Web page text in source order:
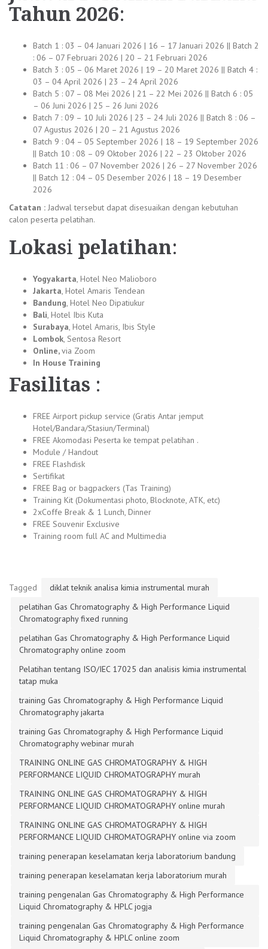
Tahun 2026:
Batch 1 : 03 – 04 Januari 2026 | 16 – 17 Januari 2026 || Batch 2
: 06 – 07 Februari 2026 | 20 – 21 Februari 2026
Batch 3 : 05 – 06 Maret 2026 | 19 – 20 Maret 2026 || Batch 4 :
03 – 04 April 2026 | 23 – 24 April 2026
Batch 5 : 07 – 08 Mei 2026 | 21 – 22 Mei 2026 || Batch 6 : 05
– 06 Juni 2026 | 25 – 26 Juni 2026
Batch 7 : 09 – 10 Juli 2026 | 23 – 24 Juli 2026 || Batch 8 : 06 –
07 Agustus 2026 | 20 – 21 Agustus 2026
Batch 9 : 04 – 05 September 2026 | 18 – 19 September 2026
|| Batch 10 : 08 – 09 Oktober 2026 | 22 – 23 Oktober 2026
Batch 11 : 06 – 07 November 2026 | 26 – 27 November 2026
|| Batch 12 : 04 – 05 Desember 2026 | 18 – 19 Desember
2026
Catatan : Jadwal tersebut dapat disesuaikan dengan kebutuhan
calon peserta pelatihan.
Lokasi pelatihan:
Yogyakarta, Hotel Neo Malioboro
Jakarta, Hotel Amaris Tendean
Bandung, Hotel Neo Dipatiukur
Bali, Hotel Ibis Kuta
Surabaya, Hotel Amaris, Ibis Style
Lombok, Sentosa Resort
Online,via Zoom
In House Training
Fasilitas :
FREE Airport pickup service (Gratis Antar jemput
Hotel/Bandara/Stasiun/Terminal)
FREE Akomodasi Peserta ke tempat pelatihan .
Module / Handout
FREE Flashdisk
Sertifikat
FREE Bag or bagpackers (Tas Training)
Training Kit (Dokumentasi photo, Blocknote, ATK, etc)
2xCoffe Break & 1 Lunch, Dinner
FREE Souvenir Exclusive
Training room full AC and Multimedia
Tagged
diklat teknik analisa kimia instrumental murah
pelatihan Gas Chromatography & High Performance Liquid
Chromatography fixed running
pelatihan Gas Chromatography & High Performance Liquid
Chromatography online zoom
Pelatihan tentang ISO/IEC 17025 dan analisis kimia instrumental
tatap muka
training Gas Chromatography & High Performance Liquid
Chromatography jakarta
training Gas Chromatography & High Performance Liquid
Chromatography webinar murah
TRAINING ONLINE GAS CHROMATOGRAPHY & HIGH
PERFORMANCE LIQUID CHROMATOGRAPHY murah
TRAINING ONLINE GAS CHROMATOGRAPHY & HIGH
PERFORMANCE LIQUID CHROMATOGRAPHY online murah
TRAINING ONLINE GAS CHROMATOGRAPHY & HIGH
PERFORMANCE LIQUID CHROMATOGRAPHY online via zoom
training penerapan keselamatan kerja laboratorium bandung
training penerapan keselamatan kerja laboratorium murah
training pengenalan Gas Chromatography & High Performance
Liquid Chromatography & HPLC jogja
training pengenalan Gas Chromatography & High Performance
Liquid Chromatography & HPLC online zoom